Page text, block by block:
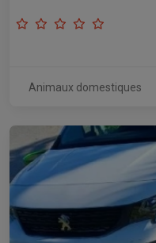
Animaux domestiques